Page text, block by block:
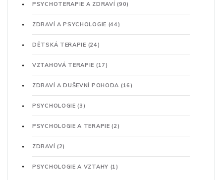
PSYCHOTERAPIE A ZDRAVÍ(90)
ZDRAVÍ A PSYCHOLOGIE (44)
DĚTSKÁ TERAPIE (24)
VZTAHOVÁ TERAPIE (17)
ZDRAVÍ A DUŠEVNÍ POHODA (16)
PSYCHOLOGIE(3)
PSYCHOLOGIE A TERAPIE(2)
ZDRAVÍ (2)
PSYCHOLOGIE A VZTAHY (1)